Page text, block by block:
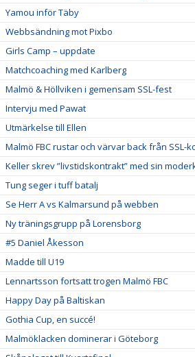
Yamou inför Täby
Webbsändning mot Pixbo
Girls Camp – uppdate
Matchcoaching med Karlberg
Malmö & Höllviken i gemensam SSL-fest
Intervju med Pawat
Utmärkelse till Ellen
Malmö FBC rustar och värvar back från SSL-
Keller skrev ”livstidskontrakt” med sin
Tung seger i tuff batalj
Se Herr A vs Kalmarsund på webben
Ny träningsgrupp på Lorensborg
#5 Daniel Åkesson
Madde till U19
Lennartsson fortsatt trogen Malmö FBC
Happy Day på Baltiskan
Gothia Cup, en succé!
Malmöklacken dominerar i Göteborg